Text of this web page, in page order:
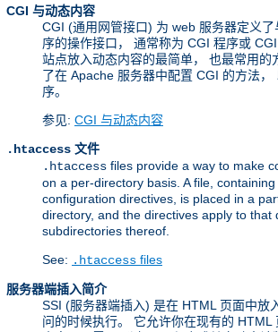
CGI 与动态内容
CGI (通用网管接口) 为 web 服务器定义
序的操作接口， 通常称为 CGI 程序或
站点放入动态内容的最简单， 也最常用的
了在 Apache 服务器中配置 CGI 的方法，
序。
参见: CGI 与动态内容
.htaccess 文件
.htaccess files provide a way to make
on a per-directory basis. A file,
configuration directives, is placed in a
directory, and the directives apply to that
subdirectories thereof.
See: .htaccess files
服务器端插入简介
SSI (服务器端插入) 是在 HTML 页面中放
问的时候执行。 它允许你在现有的 HTML